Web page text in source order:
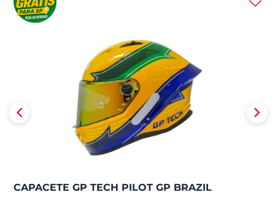
CAPACETE GP TECH PILOT GP BRAZIL